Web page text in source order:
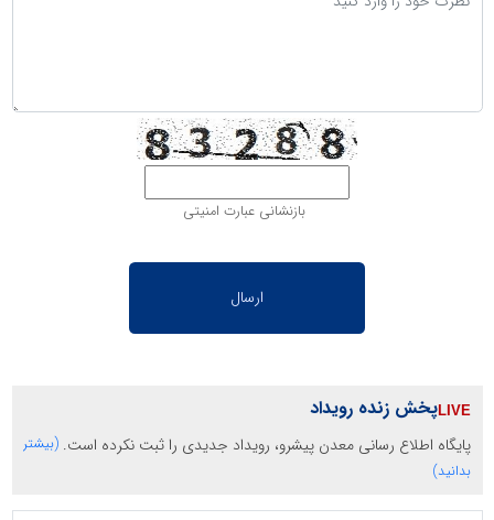
بازنشانی عبارت امنیتی
پخش زنده رویداد
پایگاه اطلاع رسانی معدن پیشرو، رویداد جدیدی را ثبت نکرده است. (بیشتر
بدانید)